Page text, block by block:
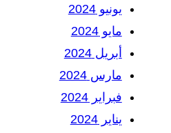
يونيو 2024
مايو 2024
أبريل 2024
مارس 2024
فبراير 2024
يناير 2024